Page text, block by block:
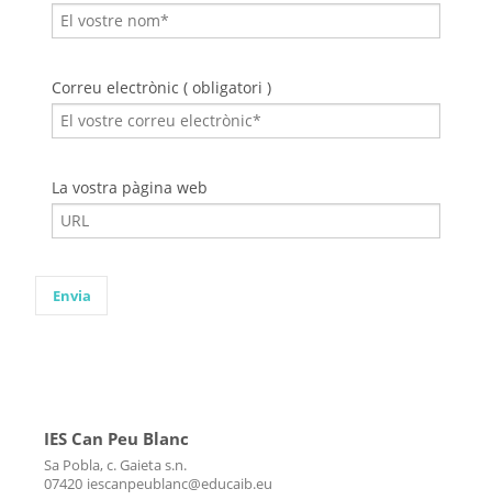
Correu electrònic ( obligatori )
La vostra pàgina web
IES Can Peu Blanc
Sa Pobla, c. Gaieta s.n.
07420 iescanpeublanc@educaib.eu